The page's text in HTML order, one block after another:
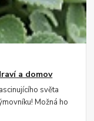
a domov
světa
Možná ho